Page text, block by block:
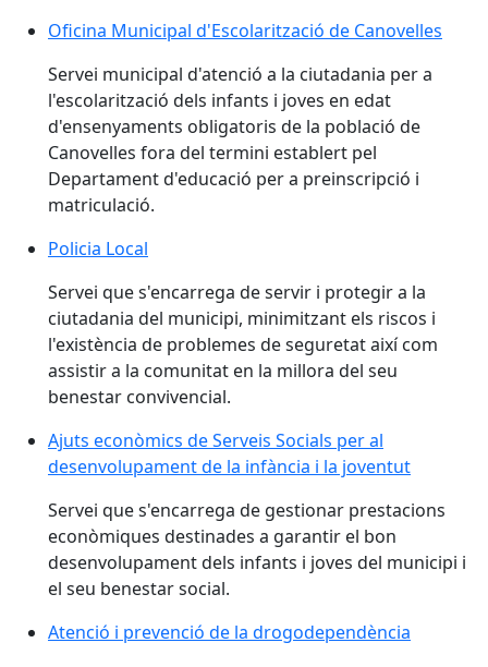
Oficina Municipal d'Escolarització de Canovelles
Servei municipal d'atenció a la ciutadania per a
l'escolarització dels infants i joves en edat
d'ensenyaments obligatoris de la població de
Canovelles fora del termini establert pel
Departament d'educació per a preinscripció i
matriculació.
Policia Local
Servei que s'encarrega de servir i protegir a la
ciutadania del municipi, minimitzant els riscos i
l'existència de problemes de seguretat així com
assistir a la comunitat en la millora del seu
benestar convivencial.
Ajuts econòmics de Serveis Socials per al
desenvolupament de la infància i la joventut
Servei que s'encarrega de gestionar prestacions
econòmiques destinades a garantir el bon
desenvolupament dels infants i joves del municipi i
el seu benestar social.
Atenció i prevenció de la drogodependència